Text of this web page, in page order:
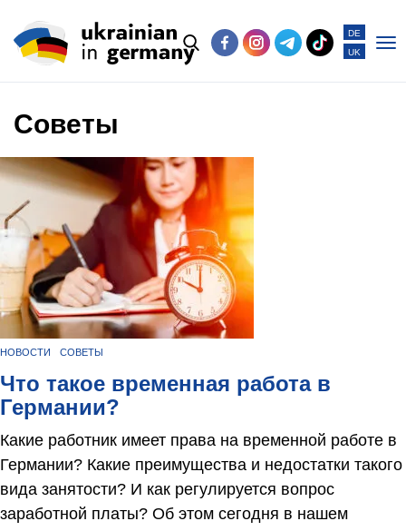
DE
UK
Советы
НОВОСТИ СОВЕТЫ
Что такое временная работа в
Германии?
Какие работник имеет права на временной работе в
Германии? Какие преимущества и недостатки такого
вида занятости? И как регулируется вопрос
заработной платы? Об этом сегодня в нашем